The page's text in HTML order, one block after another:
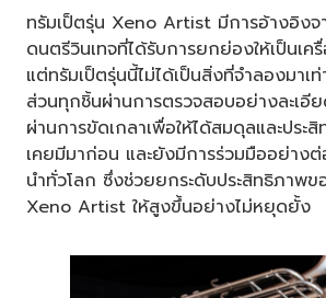
ทรัมเป็ตรุ่น Xeno Artist มีการอ้างอิงจ
ดนตรีวินเทจที่ได้รับการยกย่องให้เป็นเค
แต่ทรัมเป็ตรุ่นนี้ไม่ได้เป็นสิ่งที่จำลองมาเ
ส่วนทุกชิ้นผ่านการตรวจสอบอย่างละเอี
ผ่านการขัดเกลาเพื่อให้ได้สมดุลและประสิ
เคยมีมาก่อน และยังมีการร่วมมืออย่าง
นำทั่วโลก ซึ่งช่วยยกระดับประสิทธิภาพข
Xeno Artist ให้สูงขึ้นอย่างไม่หยุดยั้ง